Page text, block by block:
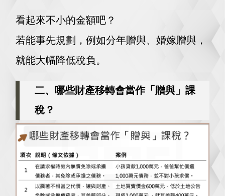
看起來不小的金額吧？
若能事先規劃，例如分年贈與、婚嫁贈與，
就能大幅降低稅負。
二、哪些財產移轉會當作「贈與」課
稅？